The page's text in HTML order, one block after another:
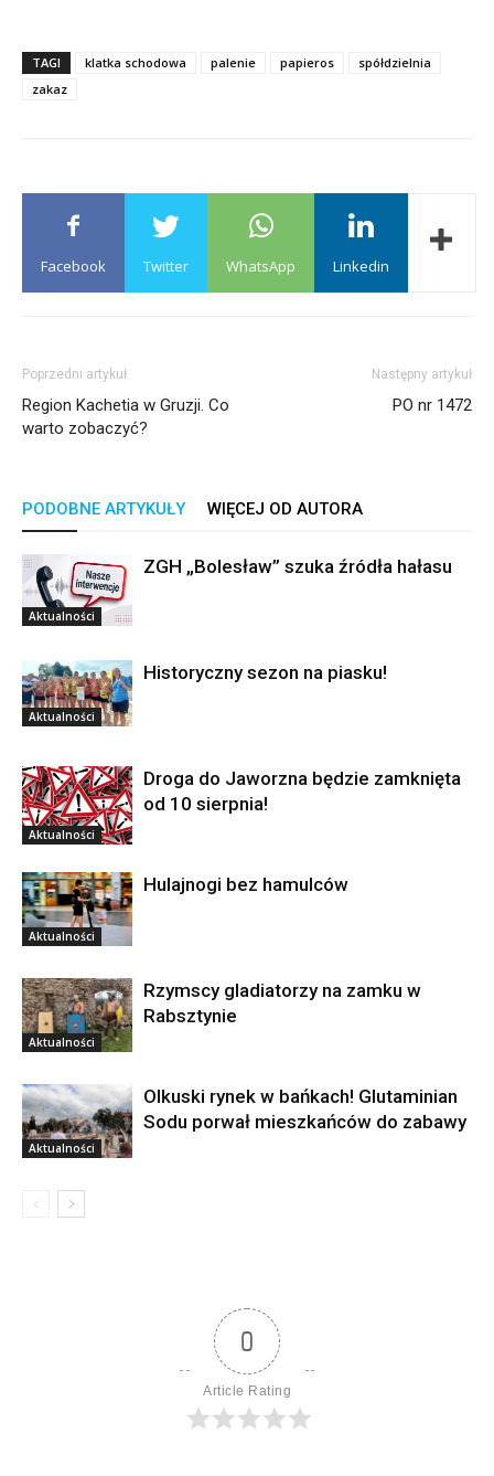
TAGI klatka schodowa palenie papieros
spółdzielnia
zakaz
Facebook Twitter WhatsApp Linkedin
Poprzedni artykuł
Region Kachetia w Gruzji. Co
warto zobaczyć?
Następny artykuł
PO nr 1472
PODOBNE ARTYKUŁY WIĘCEJ OD AUTORA
Aktualności
ZGH „Bolesław” szuka źródła hałasu
Aktualności
Historyczny sezon na piasku!
Aktualności
Droga do Jaworzna będzie zamknięta
od 10 sierpnia!
Aktualności
Hulajnogi bez hamulców
Aktualności
Rzymscy gladiatorzy na zamku w
Rabsztynie
Aktualności
Olkuski rynek w bańkach! Glutaminian
Sodu porwał mieszkańców do zabawy
0
Article Rating